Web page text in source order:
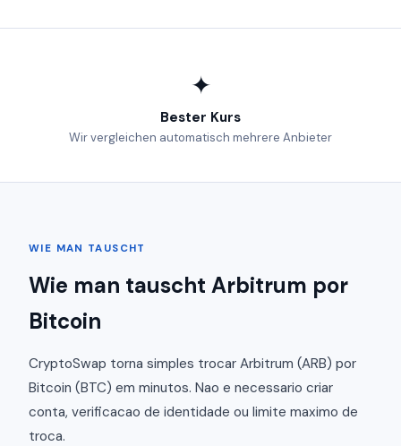
✦
Bester Kurs
Wir vergleichen automatisch mehrere Anbieter
WIE MAN TAUSCHT
Wie man tauscht Arbitrum por
Bitcoin
CryptoSwap torna simples trocar Arbitrum (ARB) por
Bitcoin (BTC) em minutos. Nao e necessario criar
conta, verificacao de identidade ou limite maximo de
troca.